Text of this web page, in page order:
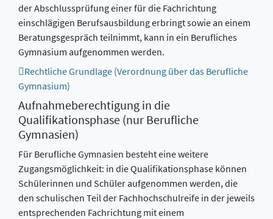
der Abschlussprüfung einer für die Fachrichtung
einschlägigen Berufsausbildung erbringt sowie an einem
Beratungsgespräch teilnimmt, kann in ein Berufliches
Gymnasium aufgenommen werden.
Rechtliche Grundlage (Verordnung über das Berufliche
Gymnasium)
Aufnahmeberechtigung in die
Qualifikationsphase (nur Berufliche
Gymnasien)
Für Berufliche Gymnasien besteht eine weitere
Zugangsmöglichkeit: in die Qualifikationsphase können
Schülerinnen und Schüler aufgenommen werden, die
den schulischen Teil der Fachhochschulreife in der jeweils
entsprechenden Fachrichtung mit einem